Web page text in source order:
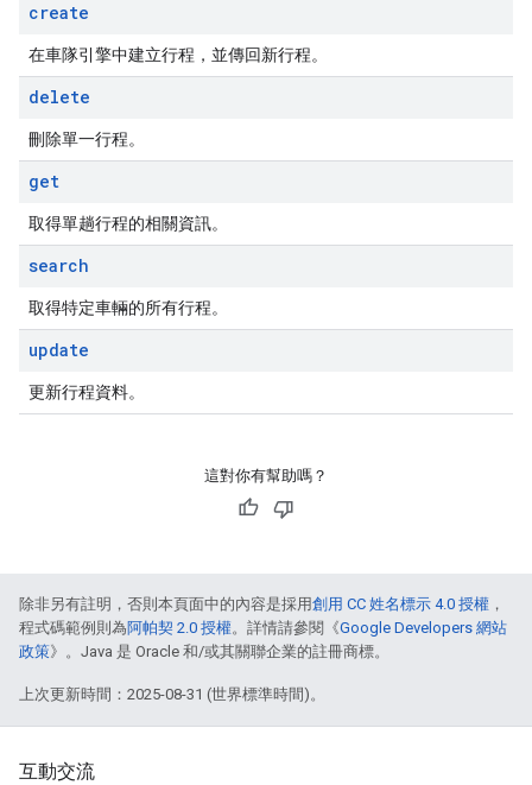
create
在車隊引擎中建立行程，並傳回新行程。
delete
刪除單一行程。
get
取得單趟行程的相關資訊。
search
取得特定車輛的所有行程。
update
更新行程資料。
這對你有幫助嗎？
除非另有註明，否則本頁面中的內容是採用創用 CC 姓名標示 4.0 授權 ，
程式碼範例則為阿帕契 2.0 授權。詳情請參閱《Google Developers 網站
政策》。Java 是 Oracle 和/或其關聯企業的註冊商標。
上次更新時間：2025-08-31 (世界標準時間)。
互動交流